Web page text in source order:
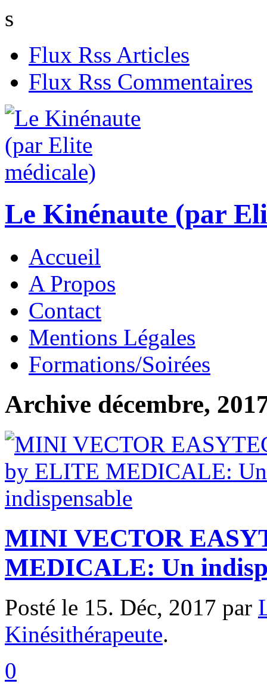
s
Flux Rss Articles
Flux Rss Commentaires
Le Kinénaute (par
Accueil
A Propos
Contact
Mentions Légales
Formations/Soirées
Archive décembre,
MINI VECTOR
MEDICALE: Un
Posté le 15. Déc, 2017 par
Kinésithérapeute.
0